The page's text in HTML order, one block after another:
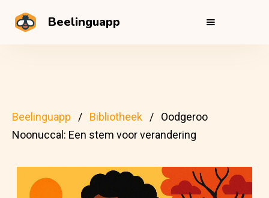
Beelinguapp
Beelinguapp Bibliotheek
Oodgeroo
Noonuccal: Een stem voor verandering